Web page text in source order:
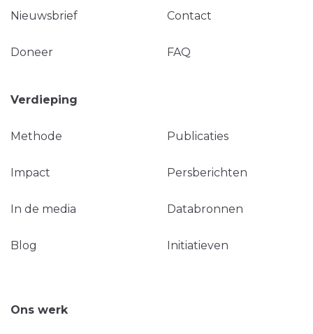
Nieuwsbrief Contact
Doneer FAQ
Verdieping
Methode Publicaties
Impact Persberichten
In de media Databronnen
Blog Initiatieven
Ons werk